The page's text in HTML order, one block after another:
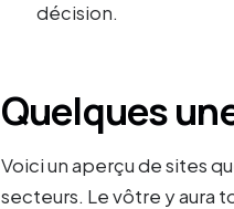
décision.
Quelques
Voici un aperçu de sites
secteurs. Le vôtre y aura